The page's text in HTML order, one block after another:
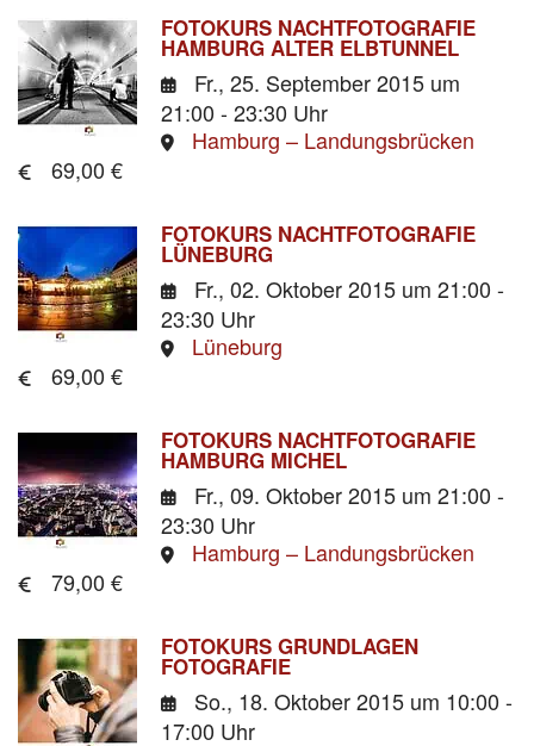
FOTOKURS NACHTFOTOGRAFIE
HAMBURG ALTER ELBTUNNEL
Fr., 25. September 2015 um
21:00 - 23:30 Uhr
Hamburg – Landungsbrücken
69,00 €
FOTOKURS NACHTFOTOGRAFIE
LÜNEBURG
Fr., 02. Oktober 2015 um 21:00 -
23:30 Uhr
Lüneburg
69,00 €
FOTOKURS NACHTFOTOGRAFIE
HAMBURG MICHEL
Fr., 09. Oktober 2015 um 21:00 -
23:30 Uhr
Hamburg – Landungsbrücken
79,00 €
FOTOKURS GRUNDLAGEN
FOTOGRAFIE
So., 18. Oktober 2015 um 10:00 -
17:00 Uhr